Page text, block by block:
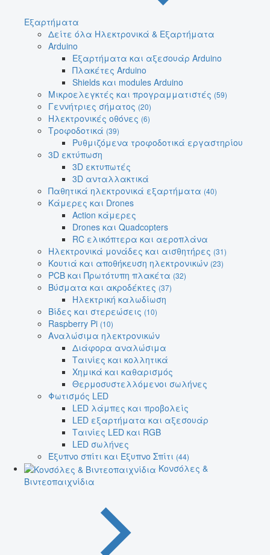
Εξαρτήματα
Δείτε όλα Ηλεκτρονικά & Εξαρτήματα
Arduino
Εξαρτήματα και αξεσουάρ Arduino
Πλακέτες Arduino
Shields και modules Arduino
Μικροελεγκτές και προγραμματιστές (59)
Γεννήτριες σήματος (20)
Ηλεκτρονικές οθόνες (6)
Τροφοδοτικά (39)
Ρυθμιζόμενα τροφοδοτικά εργαστηρίου
3D εκτύπωση
3D εκτυπωτές
3D ανταλλακτικά
Παθητικά ηλεκτρονικά εξαρτήματα (40)
Κάμερες και Drones
Action κάμερες
Drones και Quadcopters
RC ελικόπτερα και αεροπλάνα
Ηλεκτρονικά μονάδες και αισθητήρες (31)
Κουτιά και αποθήκευση ηλεκτρονικών (23)
PCB και Πρωτότυπη πλακέτα (32)
Βύσματα και ακροδέκτες (37)
Ηλεκτρική καλωδίωση
Βίδες και στερεώσεις (10)
Raspberry Pi (10)
Αναλώσιμα ηλεκτρονικών
Διάφορα αναλώσιμα
Ταινίες και κολλητικά
Χημικά και καθαρισμός
Θερμοσυστελλόμενοι σωλήνες
Φωτισμός LED
LED λάμπες και προβολείς
LED εξαρτήματα και αξεσουάρ
Ταινίες LED και RGB
LED σωλήνες
Έξυπνο σπίτι και Έξυπνο Σπίτι (44)
Κονσόλες &
Βιντεοπαιχνίδια